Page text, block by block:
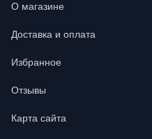
О магазине
Доставка и оплата
Избранное
Отзывы
Карта сайта